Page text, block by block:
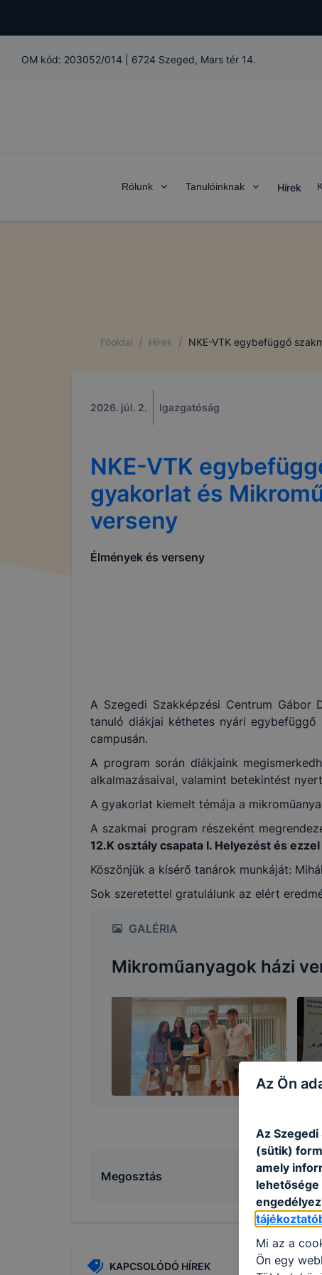
OM kód: 203052/014 6724 Szeged, Mars tér 14.
Rólunk Tanulóinknak Hírek
Főoldal / Hírek / NKE-VTK egybefüggő
2026. júl. 2. Igazgatóság
NKE-VTK
gyakorlat és
verseny
Élmények és verseny
A Szegedi Szakképzési Centrum Gábor
tanuló diákjai kéthetes nyári
campusán.
A program során diákjaink
alkalmazásaival, valamint betekintést
A gyakorlat kiemelt témája a
A szakmai program részeként
12.K osztály csapata I. Helyezést és
Köszönjük a kísérő tanárok munkáját:
Sok szeretettel gratulálunk az elért
GALÉRIA
Mikroműanyagok házi
Megosztás
KAPCSOLÓDÓ HÍREK
Az Ön
Az Szegedi
(sütik)
amely
lehetősége
Mi az a
Ön egy